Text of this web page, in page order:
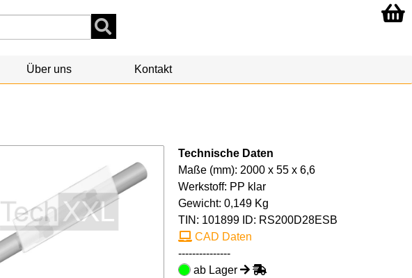
Über uns Kontakt
Technische Daten
Maße (mm): 2000 x 55 x 6,6
Werkstoff: PP klar
Gewicht: 0,149 Kg
TIN: 101899 ID: RS200D28ESB
CAD Daten
---------------
ab Lager